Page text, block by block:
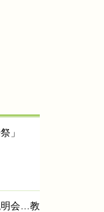
」
明会…教